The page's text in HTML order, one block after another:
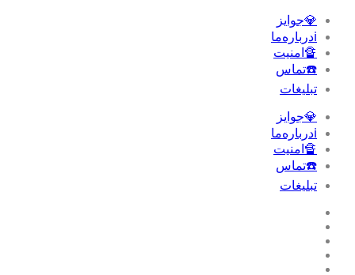
💎جوایز
ℹ️درباره‌ما
🔏امنیت
☎️تماس
تبلیغات‌
💎جوایز
ℹ️درباره‌ما
🔏امنیت
☎️تماس
تبلیغات‌